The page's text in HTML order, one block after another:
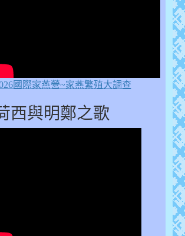
國際家燕營~家燕繁殖大調查
西與明鄭之歌